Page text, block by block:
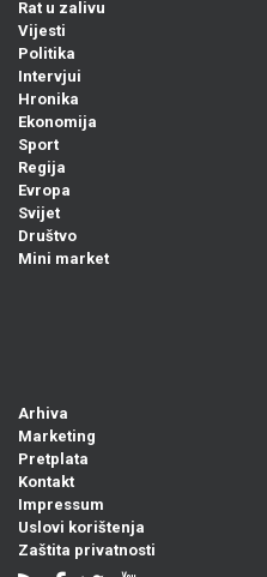
Rat u zalivu
Vijesti
Politika
Intervjui
Hronika
Ekonomija
Sport
Regija
Evropa
Svijet
Društvo
Mini market
Arhiva
Marketing
Pretplata
Kontakt
Impressum
Uslovi korištenja
Zaštita privatnosti